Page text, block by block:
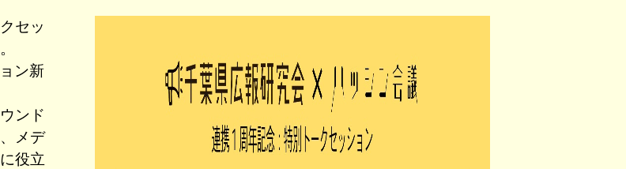
セッ
ン新
ンド
メデ
役立